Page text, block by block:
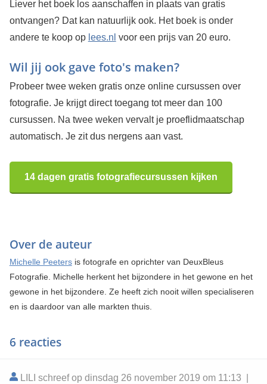
Liever het boek los aanschaffen in plaats van gratis
ontvangen? Dat kan natuurlijk ook. Het boek is onder
andere te koop op lees.nl voor een prijs van 20 euro.
Wil jij ook gave foto's maken?
Probeer twee weken gratis onze online cursussen over
fotografie. Je krijgt direct toegang tot meer dan 100
cursussen. Na twee weken vervalt je proeflidmaatschap
automatisch. Je zit dus nergens aan vast.
14 dagen gratis fotografiecursussen kijken
Over de auteur
Michelle Peetersis fotografe en oprichter van DeuxBleus
Fotografie. Michelle herkent het bijzondere in het gewone en het
gewone in het bijzondere. Ze heeft zich nooit willen specialiseren
en is daardoor van alle markten thuis.
6 reacties
LILI schreef op dinsdag 26 november 2019 om 11:13 |